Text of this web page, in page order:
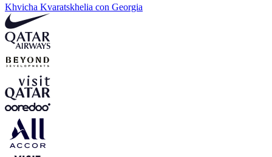
Khvicha Kvaratskhelia con Georgia